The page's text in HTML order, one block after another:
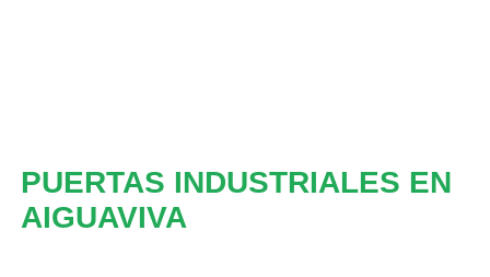
PUERTAS INDUSTRIALES EN
AIGUAVIVA